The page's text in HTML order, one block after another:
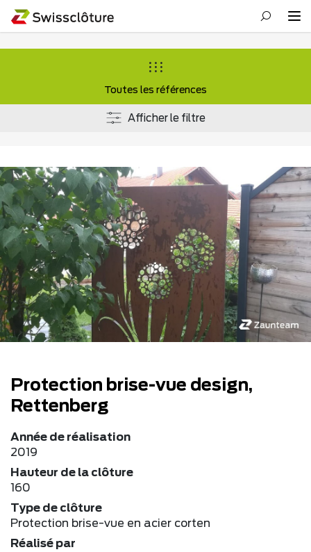
Toutes les références
Afficher le filtre
Protection brise-vue design,
Rettenberg
Année de réalisation
2019
Hauteur de la clôture
160
Type de clôture
Protection brise-vue en acier corten
Réalisé par